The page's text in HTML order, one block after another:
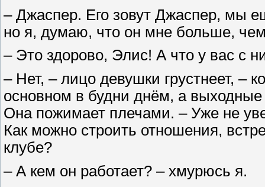
– Джаспер. Его зовут Джаспер, мы
но я, думаю, что он мне больше,
– Это здорово, Элис! А что у вас с
– Нет, – лицо девушки грустнеет, –
основном в будни днём, а выходные
Она пожимает плечами. – Уже не
Как можно строить отношения,
клубе?
– А кем он работает? – хмурюсь я.